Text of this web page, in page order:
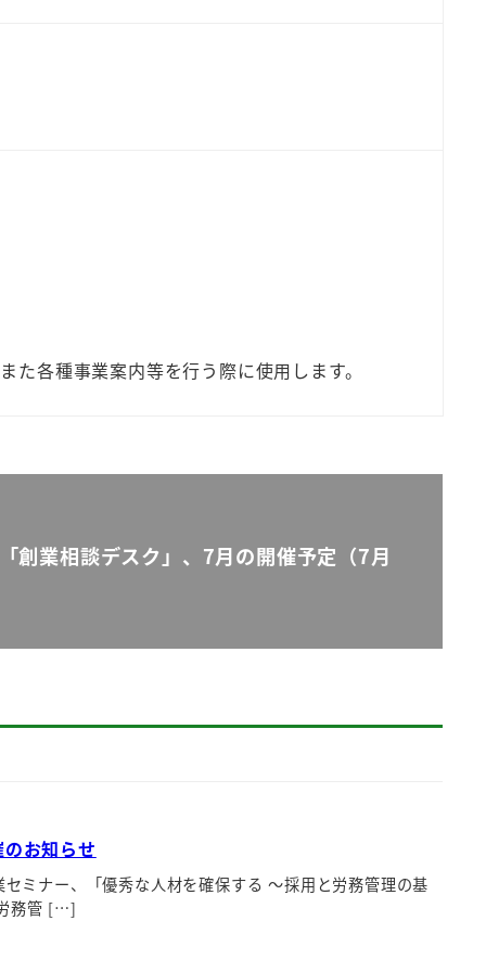
各種事業案内等を行う際に使用します。
創業相談デスク」、7月の開催予定（7月
お知らせ
ミナー、「優秀な人材を確保する ～採用と労務管理の基
務管 […]